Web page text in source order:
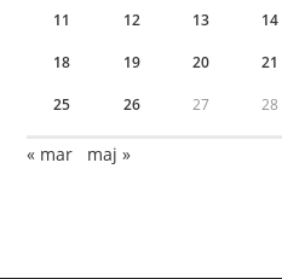
11 12 13 14
18 19 20 21
25 26 27 28
« mar maj »